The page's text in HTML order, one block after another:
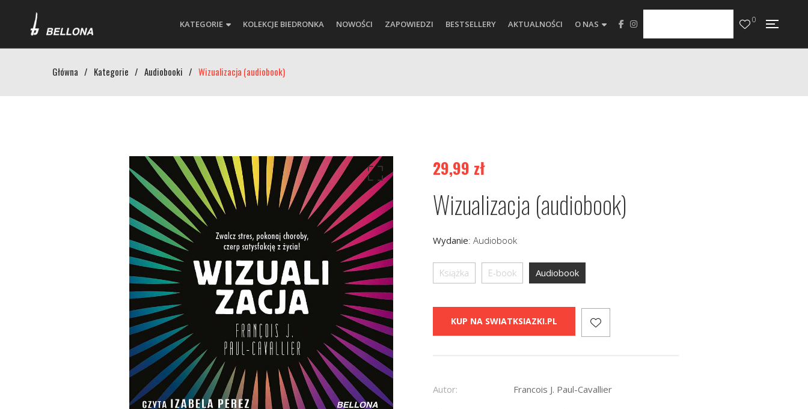
KATEGORIE KOLEKCJE BIEDRONKA NOWOŚCI ZAPOWIEDZI BESTSELLERY AKTUALNOŚCI O NAS 0
Główna / Kategorie / Audiobooki / Wizualizacja (audiobook)
29,99 zł
Wizualizacja (audiobook)
Wydanie: Audiobook
Książka E-book Audiobook
KUP NA SWIATKSIAZKI.PL
Autor: Francois J. Paul-Cavallier